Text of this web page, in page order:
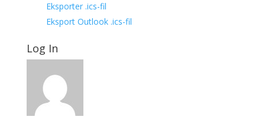
Eksporter .ics-fil
Eksport Outlook .ics-fil
Log In